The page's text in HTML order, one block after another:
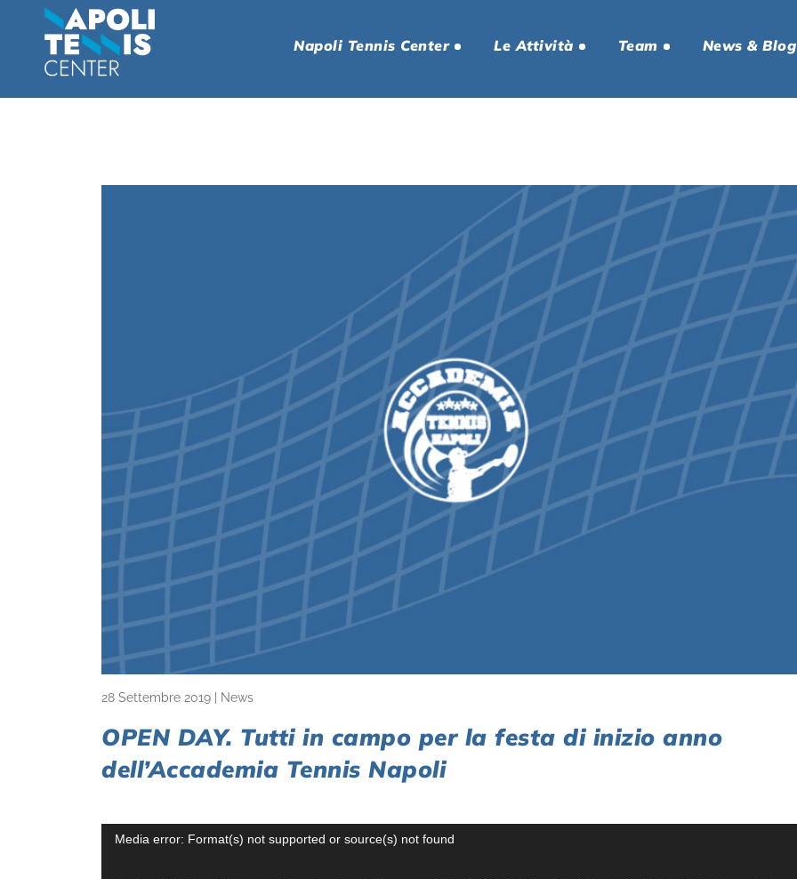
Napoli Tennis Center Le Attività Team News & Blog
28 Settembre 2019 News
OPEN DAY. Tutti in campo per la festa di inizio anno
dell’Accademia Tennis Napoli
Video
Media error: Format(s) not supported or source(s) not found